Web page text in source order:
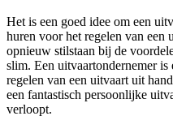
Het is een goed idee om een
huren voor het regelen van
opnieuw stilstaan bij de
slim. Een uitvaartondernemer
regelen van een uitvaart uit
een fantastisch persoonlijke
verloopt.